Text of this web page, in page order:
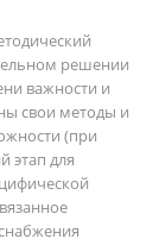
решении
важности и
свои методы и
(при
этап для